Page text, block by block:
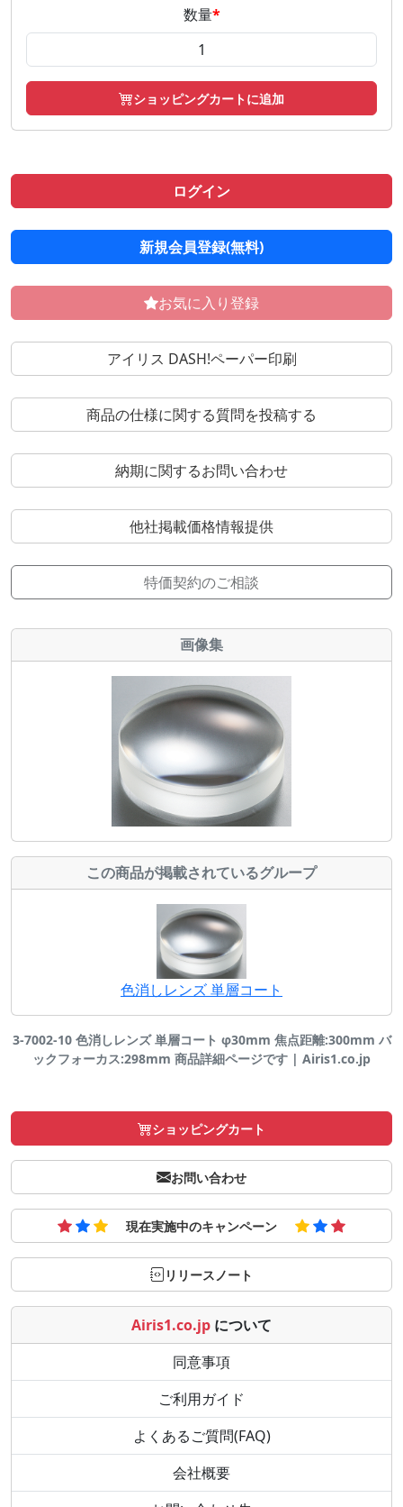
数量*
ショッピングカートに追加
ログイン
新規会員登録(無料)
お気に入り登録
アイリス DASH!ペーパー印刷
商品の仕様に関する質問を投稿する
納期に関するお問い合わせ
他社掲載価格情報提供
特価契約のご相談
画像集
この商品が掲載されているグループ
色消しレンズ 単層コート
3-7002-10 色消しレンズ 単層コート φ30mm 焦点距離:300mm バ
ックフォーカス:298mm 商品詳細ページです | Airis1.co.jp
ショッピングカート
お問い合わせ
現在実施中のキャンペーン
リリースノート
Airis1.co.jp について
同意事項
ご利用ガイド
よくあるご質問(FAQ)
会社概要